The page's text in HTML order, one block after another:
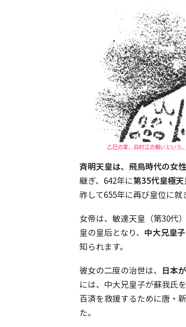
乙巳の変、白村江の戦いという
斉明天皇は、飛鳥時代の女
継ぎ、642年に第35代皇極
祚して655年に再び皇位に就
女帝は、敏達天皇（第30代
皇の皇后となり、 中大兄皇
知られます。
彼女の二度の治世は、 日本
には、中大兄皇子が蘇我氏
百済を救援するために唐・
た。